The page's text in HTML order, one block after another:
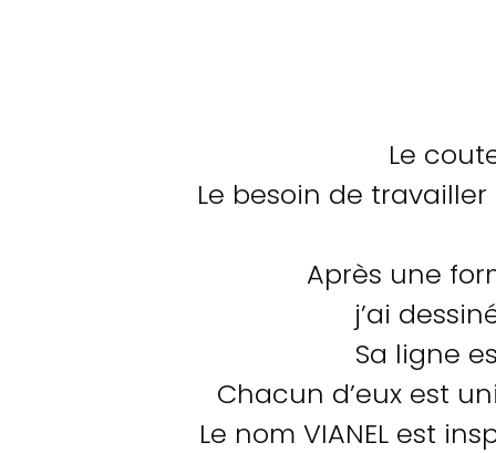
Le
Le besoin de
Après une
j’ai
Sa ligne
Chacun d’eux est
Le nom VIANEL est